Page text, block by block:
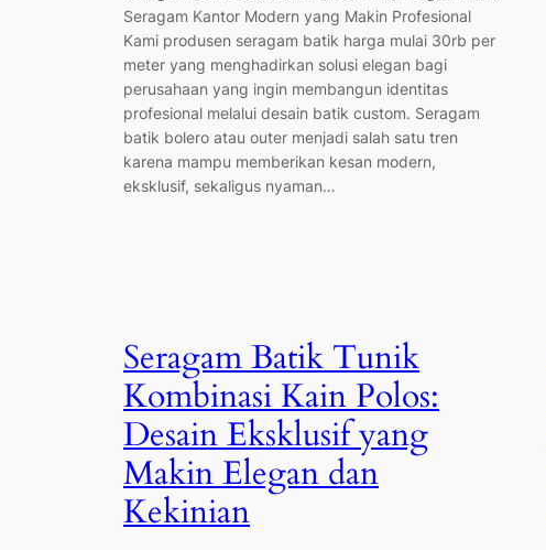
Seragam Kantor Modern yang Makin Profesional
Kami produsen seragam batik harga mulai 30rb per
meter yang menghadirkan solusi elegan bagi
perusahaan yang ingin membangun identitas
profesional melalui desain batik custom. Seragam
batik bolero atau outer menjadi salah satu tren
karena mampu memberikan kesan modern,
eksklusif, sekaligus nyaman…
Seragam Batik Tunik
Kombinasi Kain Polos:
Desain Eksklusif yang
Makin Elegan dan
Kekinian